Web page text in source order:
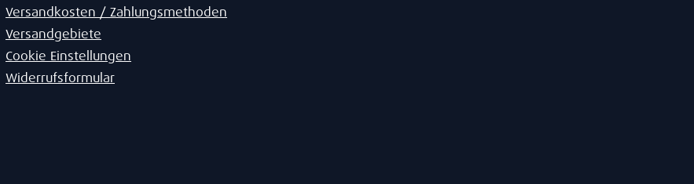
Versandkosten / Zahlungsmethoden
Versandgebiete
Cookie Einstellungen
Widerrufsformular